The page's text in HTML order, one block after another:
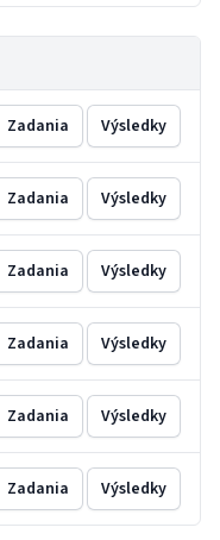
Zadania Výsledky
Zadania Výsledky
Zadania Výsledky
Zadania Výsledky
Zadania Výsledky
Zadania Výsledky